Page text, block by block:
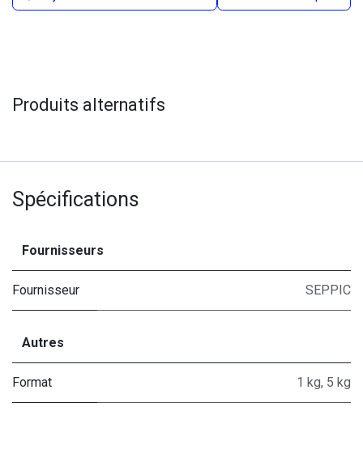
Produits alternatifs
Spécifications
Fournisseurs
Fournisseur SEPPIC
Autres
Format 1 kg, 5 kg